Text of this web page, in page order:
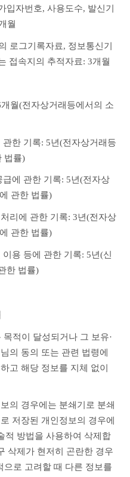
입자번호, 사용도수, 발신기
월
로그기록자료, 정보통신기
접속지의 추적자료: 3개월
월(전자상거래등에서의 소
한 기록: 5년(전자상거래등
법률)
에 관한 기록: 5년(전자상
관한 법률)
리에 관한 기록: 3년(전자상
관한 법률)
용 등에 관한 기록: 5년(신
한 법률)
적이 달성되거나 그 보유·
의 동의 또는 관련 법령에
고 해당 정보를 지체 없이
의 경우에는 분쇄기로 분쇄
저장된 개인정보의 경우에
적 방법을 사용하여 삭제합
삭제가 현저히 곤란한 경우
으로 고려할 때 다른 정보를